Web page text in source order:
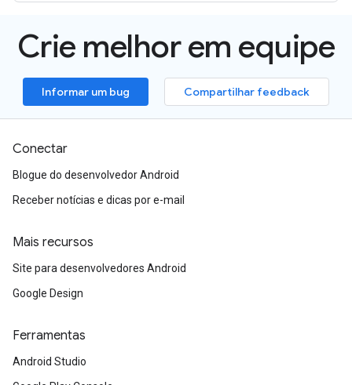
Crie melhor em equipe
Informar um bug Compartilhar feedback
Conectar
Blogue do desenvolvedor Android
Receber notícias e dicas por e-mail
Mais recursos
Site para desenvolvedores Android
Google Design
Ferramentas
Android Studio